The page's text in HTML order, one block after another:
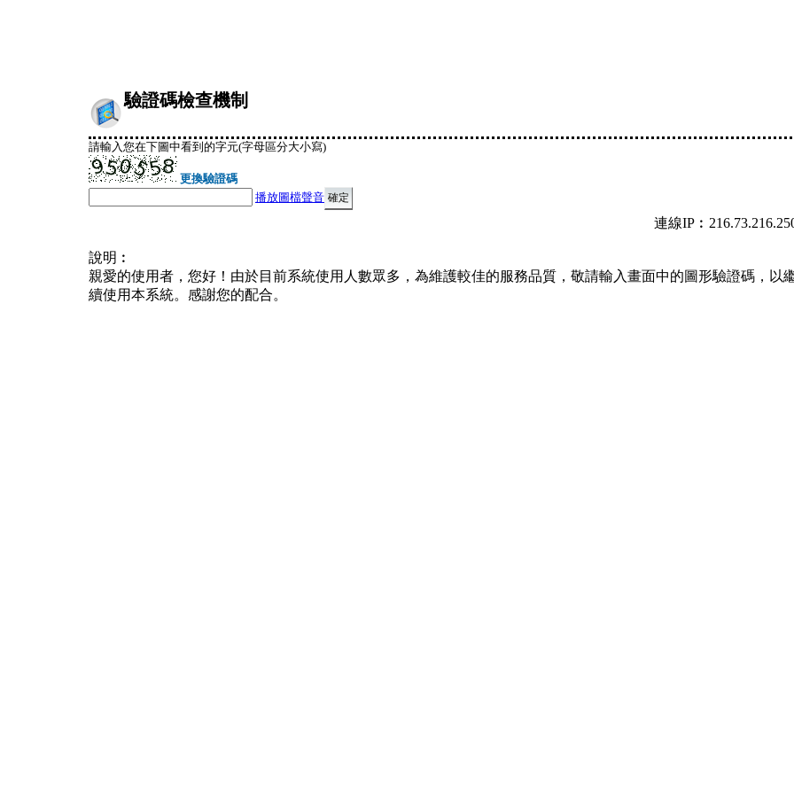
驗證碼檢查機制
請輸入您在下圖中看到的字元(字母區分大小寫)
更換驗證碼
播放圖檔聲音
連線
說明︰
親愛的使用者，您好！由於目前系統使用人數眾多，為維護較佳的服務品質，敬請輸入畫面中的圖形驗證碼，以
續使用本系統。感謝您的配合。